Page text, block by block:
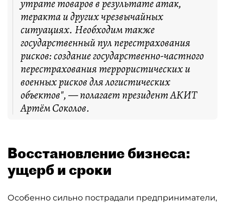
утрате товаров в результате атак,
теракта и других чрезвычайных
ситуациях. Необходим также
государственный пул перестрахования
рисков: создание государственно-частного
перестрахования террористических и
военных рисков для логистических
объектов", — полагает президент АКИТ
Артём Соколов.
Восстановление бизнеса:
ущерб и сроки
Особенно сильно пострадали предприниматели,